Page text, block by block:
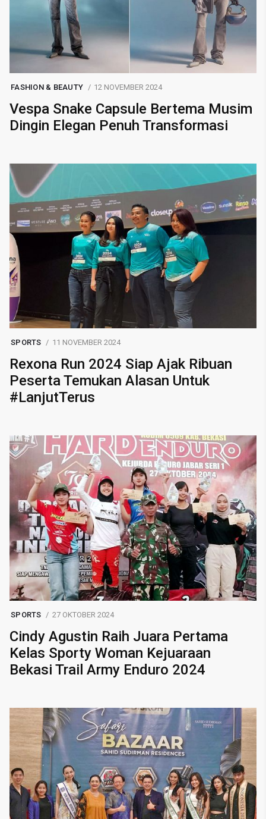
FASHION & BEAUTY 12 NOVEMBER 2024
Vespa Snake Capsule Bertema Musim
Dingin Elegan Penuh Transformasi
SPORTS 11 NOVEMBER 2024
Rexona Run 2024 Siap Ajak Ribuan
Peserta Temukan Alasan Untuk
#LanjutTerus
SPORTS 27 OKTOBER 2024
Cindy Agustin Raih Juara Pertama
Kelas Sporty Woman Kejuaraan
Bekasi Trail Army Enduro 2024